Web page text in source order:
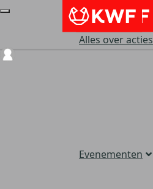
Alles over acties
Evenementen